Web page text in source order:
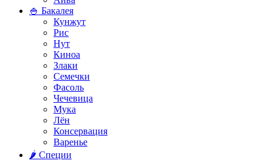
🍚 Бакалея
Кунжут
Рис
Нут
Киноа
Злаки
Семечки
Фасоль
Чечевица
Мука
Лён
Консервация
Варенье
🌶️ Специи